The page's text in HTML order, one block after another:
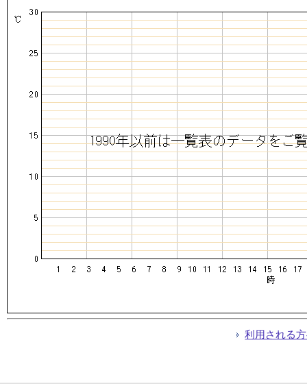
利用される